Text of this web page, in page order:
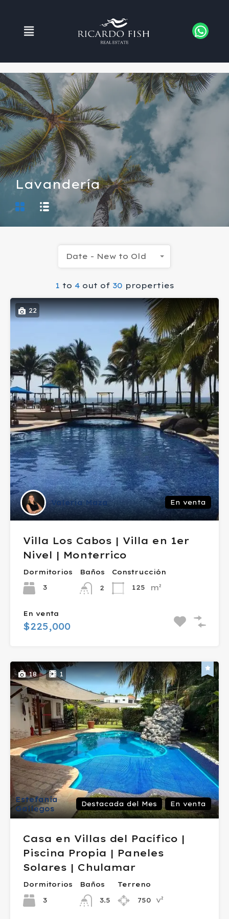
Lavandería
1 to 4 out of 30 properties
Date - New to Old
22
Valeria Maza En venta
Villa Los Cabos | Villa en 1er
Nivel | Monterrico
Dormitorios
3
Baños
2
Construcción
125
m²
En venta
$225,000
18 1
Estefanía
Gallegos
Destacada del Mes En venta
Casa en Villas del Pacífico |
Piscina Propia | Paneles
Solares | Chulamar
Dormitorios
3
Baños
3.5
Terreno
750
v²